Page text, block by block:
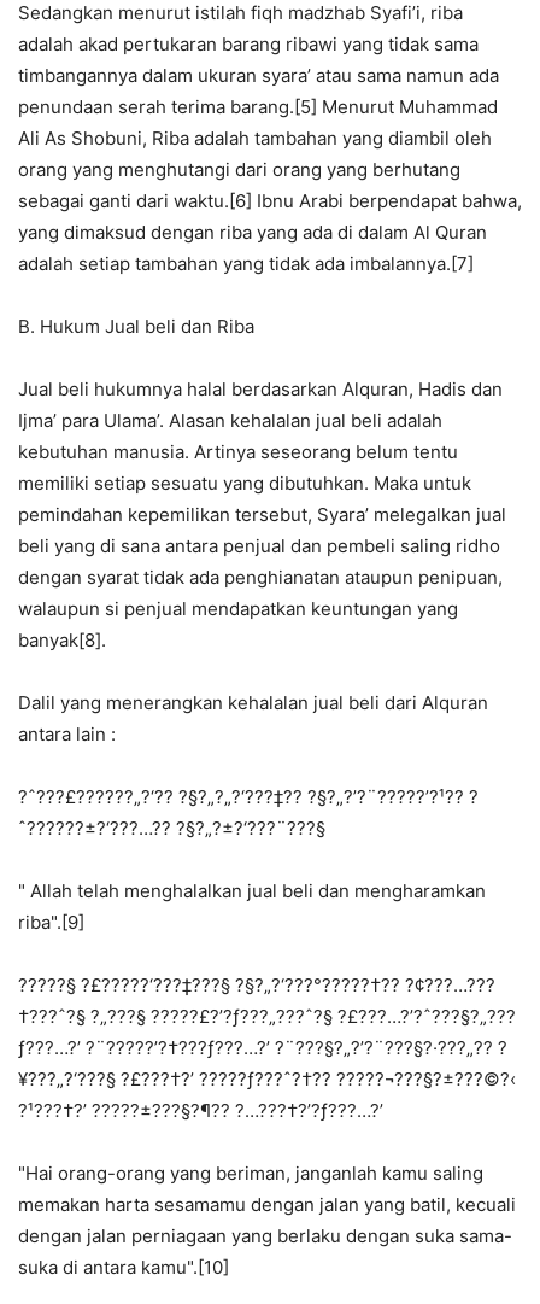
Sedangkan menurut istilah fiqh madzhab Syafi’i, riba
adalah akad pertukaran barang ribawi yang tidak sama
timbangannya dalam ukuran syara’ atau sama namun ada
penundaan serah terima barang.[5] Menurut Muhammad
Ali As Shobuni, Riba adalah tambahan yang diambil oleh
orang yang menghutangi dari orang yang berhutang
sebagai ganti dari waktu.[6] Ibnu Arabi berpendapat bahwa,
yang dimaksud dengan riba yang ada di dalam Al Quran
adalah setiap tambahan yang tidak ada imbalannya.[7]
B. Hukum Jual beli dan Riba
Jual beli hukumnya halal berdasarkan Alquran, Hadis dan
Ijma’ para Ulama’. Alasan kehalalan jual beli adalah
kebutuhan manusia. Artinya seseorang belum tentu
memiliki setiap sesuatu yang dibutuhkan. Maka untuk
pemindahan kepemilikan tersebut, Syara’ melegalkan jual
beli yang di sana antara penjual dan pembeli saling ridho
dengan syarat tidak ada penghianatan ataupun penipuan,
walaupun si penjual mendapatkan keuntungan yang
banyak[8].
Dalil yang menerangkan kehalalan jual beli dari Alquran
antara lain :
?ˆ???£???­???„?‘?? ?§?„?„?‘???‡?? ?§?„?’?¨?????’?¹?? ?
ˆ???­???±?‘???…?? ?§?„?±?‘???¨???§
" Allah telah menghalalkan jual beli dan mengharamkan
riba".[9]
?????§ ?£?????‘???‡???§ ?§?„?‘???°?????†?? ?¢???…???
†???ˆ?§ ?„???§ ?????£?’?ƒ???„???ˆ?§ ?£???…?’?ˆ???§?„???
ƒ???…?’ ?¨?????’?†???ƒ???…?’ ?¨???§?„?’?¨???§?·???„?? ?
¥???„?‘???§ ?£???†?’ ?????ƒ???ˆ?†?? ?????¬???§?±???©?‹
?¹???†?’ ?????±???§?¶?? ?…???†?’?ƒ???…?’
"Hai orang-orang yang beriman, janganlah kamu saling
memakan harta sesamamu dengan jalan yang batil, kecuali
dengan jalan perniagaan yang berlaku dengan suka sama-
suka di antara kamu".[10]